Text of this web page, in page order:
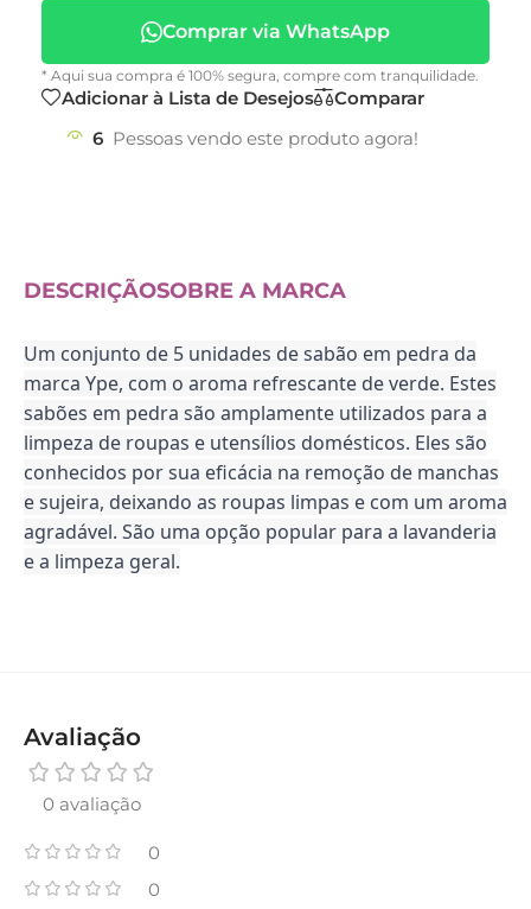
Comprar via WhatsApp
* Aqui sua compra é 100% segura, compre com tranquilidade.
Adicionar à Lista de Desejos
Comparar
6 Pessoas vendo este produto agora!
DESCRIÇÃOSOBRE A MARCA
Um conjunto de 5 unidades de sabão em pedra da
marca Ype, com o aroma refrescante de verde. Estes
sabões em pedra são amplamente utilizados para a
limpeza de roupas e utensílios domésticos. Eles são
conhecidos por sua eficácia na remoção de manchas
e sujeira, deixando as roupas limpas e com um aroma
agradável. São uma opção popular para a lavanderia
e a limpeza geral.
Avaliação
0 avaliação
0
0